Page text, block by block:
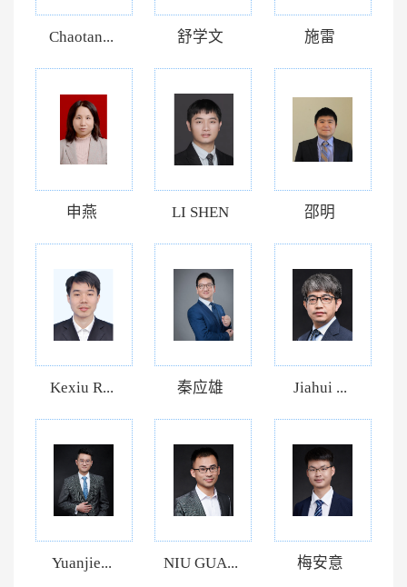
Chaotan... 舒学文 施雷
申燕 LI SHEN 邵明
Kexiu R... 秦应雄 Jiahui ...
Yuanjie... NIU GUA... 梅安意